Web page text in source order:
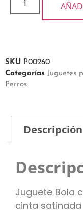
SKU P00260
Categorías Juguetes
Perros
Descripción
Juguete Bola
cinta satinada